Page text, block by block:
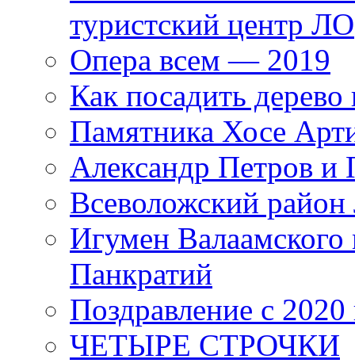
туристский центр ЛО
Опера всем — 2019
Как посадить дерево
Памятника Хосе
Александр Петров и
Всеволожский район
Игумен
Панкратий
Поздравление с 2020
ЧЕТЫРЕ СТРОЧКИ